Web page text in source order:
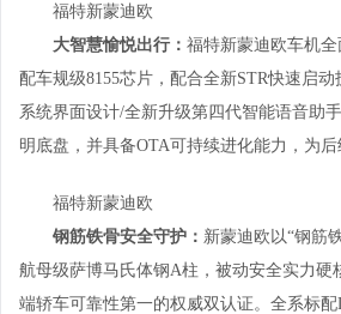
福特新蒙迪欧
大智慧愉悦出行： 福特新蒙迪欧车机
配车规级8155芯片，配合全新STR快速启
系统界面设计/全新升级第四代智能语音助
明底盘，并具备OTA可持续进化能力，为
福特新蒙迪欧
钢筋铁骨安全守护： 新蒙迪欧以“钢筋
航母级萨博马氏体钢A柱，被动安全实力硬
端轿车可靠性第一的权威双认证。全系标